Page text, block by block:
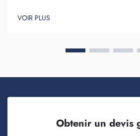
une entreprise qui passe des commandes
articles afin de renforcer la notoriété de la
VOIR PLUS
Obtenir un devis